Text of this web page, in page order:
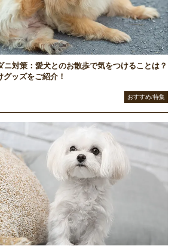
ニ対策：愛犬とのお散歩で気をつけることは？
ッズをご紹介！
おすすめ/特集